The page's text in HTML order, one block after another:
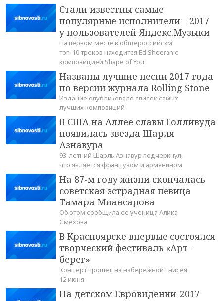
Стали известны самые
популярные исполнители—2017
у пользователей Яндекс.Музыки
На первом месте в общероссийскм
топ-10 треков находится Ed Sheeran с
композицией Shape of You
Названы лучшие песни 2017 года
по версии журнала Rolling Stone
Издание опубликовало список самых
лучших композиций
В США на Аллее славы Голливуда
появилась звезда Шарля
Азнавура
93-летний Шарль Азнавур подчеркнул,
что является французом и армянином
На 87-м году жизни скончалась
советская эстрадная певица
Тамара Миансарова
Об этом сообщила ее ученица Алика
Смехова
В Красноярске впервые состоялся
творческий фестиваль «Арт-
берег»
Концерт прошел на набережной Енисея
12 июня
На детском Евровидении-2017